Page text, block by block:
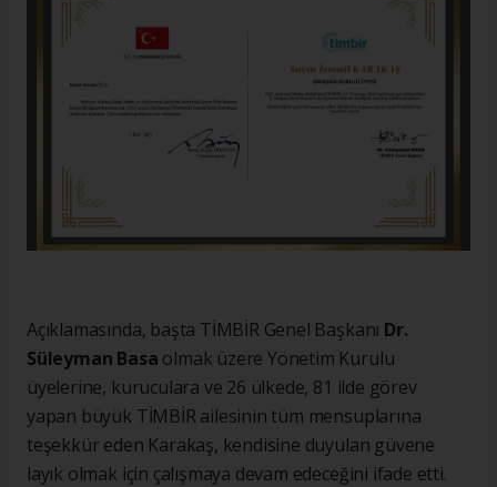
Açıklamasında, başta TİMBİR Genel Başkanı Dr.
Süleyman Basa olmak üzere Yönetim Kurulu
üyelerine, kuruculara ve 26 ülkede, 81 ilde görev
yapan büyük TİMBİR ailesinin tüm mensuplarına
teşekkür eden Karakaş, kendisine duyulan güvene
layık olmak için çalışmaya devam edeceğini ifade etti.